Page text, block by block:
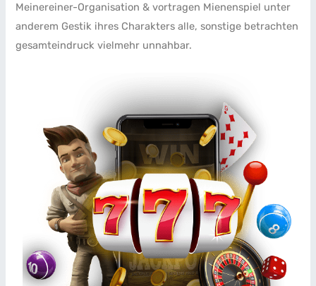
Meinereiner-Organisation & vortragen Mienenspiel unter
anderem Gestik ihres Charakters alle, sonstige betrachten
gesamteindruck vielmehr unnahbar.